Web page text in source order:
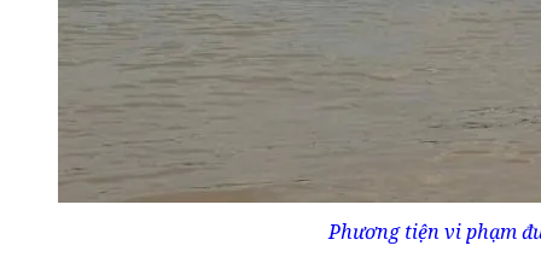
Phương tiện vi phạm